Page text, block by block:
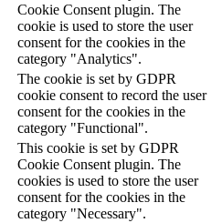
Cookie Consent plugin. The
cookie is used to store the user
consent for the cookies in the
category "Analytics".
The cookie is set by GDPR
cookie consent to record the user
consent for the cookies in the
category "Functional".
This cookie is set by GDPR
Cookie Consent plugin. The
cookies is used to store the user
consent for the cookies in the
category "Necessary".